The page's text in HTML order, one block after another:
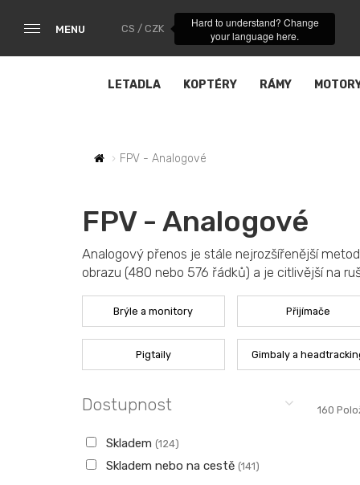
MENU CS / CZK
Hard to understand? Change
your language here.
LETADLA KOPTÉRY RÁMY
FPV - Analogové
FPV - Analogové
Analogový přenos je stále nejrozšířenější
obrazu (480 nebo 576 řádků) a je citlivější na
Brýle a monitory Přijímače
Pigtaily Gimbaly a
Dostupnost
Skladem (124)
Skladem nebo na cestě (141)
160